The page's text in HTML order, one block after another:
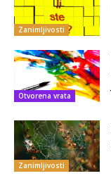
Zanimljivosti
Otvorena vrata
Zanimljivosti